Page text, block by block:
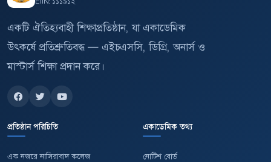
একটি ঐতিহ্যবাহী শিক্ষাপ্রতিষ্ঠান, যা একাডেমিক
উৎকর্ষে প্রতিশ্রুতিবদ্ধ — এইচএসসি, ডিগ্রি, অনার্স ও
মাস্টার্স শিক্ষা প্রদান করে।
প্রতিষ্ঠান পরিচিতি
এক নজরে নাসিরাবাদ কলেজ
একাডেমিক তথ্য
নোটিশ বোর্ড